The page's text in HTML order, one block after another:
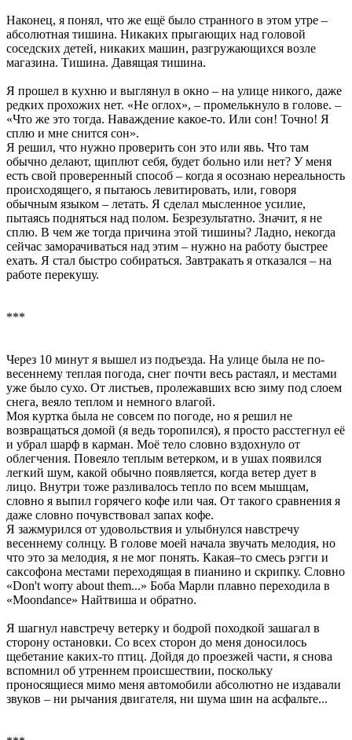
Наконец, я понял, что же ещё было странного в этом утре –
абсолютная тишина. Никаких прыгающих над головой
соседских детей, никаких машин, разгружающихся возле
магазина. Тишина. Давящая тишина.
Я прошел в кухню и выглянул в окно – на улице никого, даже
редких прохожих нет. «Не оглох», – промелькнуло в голове. –
«Что же это тогда. Наваждение какое-то. Или сон! Точно! Я
сплю и мне снится сон».
Я решил, что нужно проверить сон это или явь. Что там
обычно делают, щиплют себя, будет больно или нет? У меня
есть свой проверенный способ – когда я осознаю нереальность
происходящего, я пытаюсь левитировать, или, говоря
обычным языком – летать. Я сделал мысленное усилие,
пытаясь подняться над полом. Безрезультатно. Значит, я не
сплю. В чем же тогда причина этой тишины? Ладно, некогда
сейчас заморачиваться над этим – нужно на работу быстрее
ехать. Я стал быстро собираться. Завтракать я отказался – на
работе перекушу.
***
Через 10 минут я вышел из подъезда. На улице была не по-
весеннему теплая погода, снег почти весь растаял, и местами
уже было сухо. От листьев, пролежавших всю зиму под слоем
снега, веяло теплом и немного влагой.
Моя куртка была не совсем по погоде, но я решил не
возвращаться домой (я ведь торопился), я просто расстегнул её
и убрал шарф в карман. Моё тело словно вздохнуло от
облегчения. Повеяло теплым ветерком, и в ушах появился
легкий шум, какой обычно появляется, когда ветер дует в
лицо. Внутри тоже разливалось тепло по всем мышцам,
словно я выпил горячего кофе или чая. От такого сравнения я
даже словно почувствовал запах кофе.
Я зажмурился от удовольствия и улыбнулся навстречу
весеннему солнцу. В голове моей начала звучать мелодия, но
что это за мелодия, я не мог понять. Какая–то смесь рэгги и
саксофона местами переходящая в пианино и скрипку. Словно
«Don't worry about them...» Боба Марли плавно переходила в
«Moondance» Найтвиша и обратно.
Я шагнул навстречу ветерку и бодрой походкой зашагал в
сторону остановки. Со всех сторон до меня доносилось
щебетание каких-то птиц. Дойдя до проезжей части, я снова
вспомнил об утреннем происшествии, поскольку
проносящиеся мимо меня автомобили абсолютно не издавали
звуков – ни рычания двигателя, ни шума шин на асфальте...